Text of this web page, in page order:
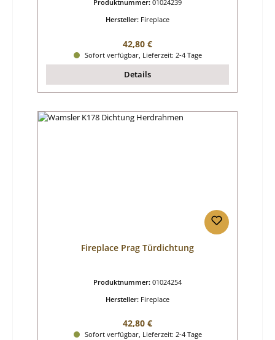
Produktnummer: 01024239
Hersteller: Fireplace
Regulärer Preis:
42,80 €
Sofort verfügbar, Lieferzeit: 2-4 Tage
Details
Fireplace Prag Türdichtung
Produktnummer: 01024254
Hersteller: Fireplace
Regulärer Preis:
42,80 €
Sofort verfügbar, Lieferzeit: 2-4 Tage